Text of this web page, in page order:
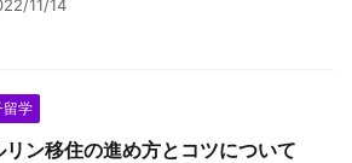
11/14
留学
リン移住の進め方とコツについて